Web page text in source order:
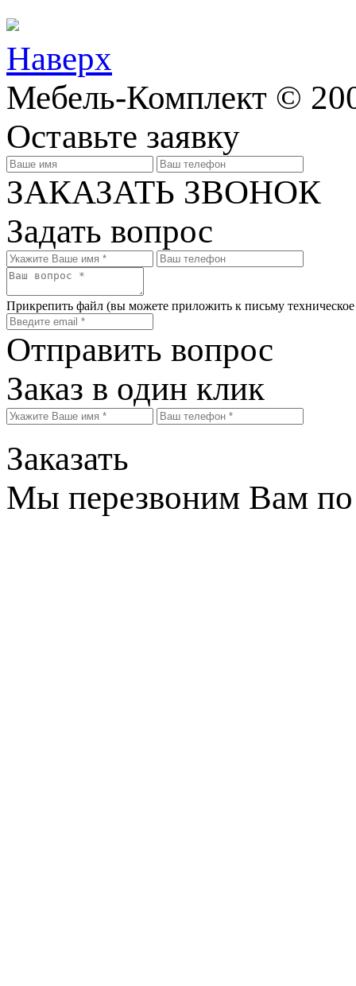
Наверх
Мебель-Комплект ©
Оставьте заявку
ЗАКАЗАТЬ ЗВОНОК
Задать вопрос
Прикрепить файл (вы можете приложить к письму
Отправить вопрос
Заказ в один клик
Заказать
Мы перезвоним Вам по